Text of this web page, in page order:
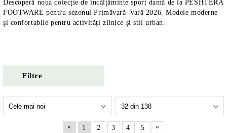
Descoperă noua colecție de încălțăminte sport damă de la PESHTERA
FOOTWARE pentru sezonul Primăvară–Vară 2026. Modele moderne
și confortabile pentru activități zilnice și stil urban.
Filtre
« 1 2 3 4 5 »